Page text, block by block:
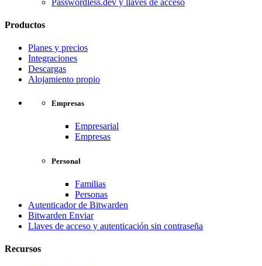
Productos
Planes y precios
Integraciones
Descargas
Alojamiento propio
Empresas
Empresarial
Empresas
Personal
Familias
Personas
Autenticador de Bitwarden
Bitwarden Enviar
Llaves de acceso y autenticación sin contraseña
Recursos